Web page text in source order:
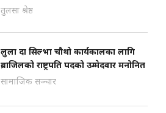
तुलसा श्रेष्ठ
लुला दा सिल्भा चौथो कार्यकालका लागि
ब्राजिलको राष्ट्रपति पदको उम्मेदवार मनोनित
सामाजिक सञ्चार